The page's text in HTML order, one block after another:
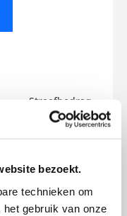
bezoekt.
technieken om
gebruik van onze
Streefbedrag
€750